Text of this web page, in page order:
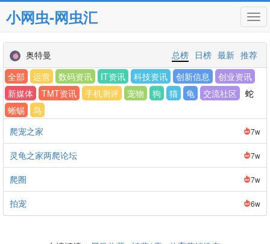
小网虫-网虫汇
奥特曼 推荐
最新
日榜
总榜
全部
运营 数码资讯 IT资讯 科技资讯 创新信息
创业资讯
新媒体
TMT资讯 手机测评 宠物 狗 猫 龟 交流社区
蛇
蜥蜴
鸟
爬宠之家
7w
灵龟之家两爬论坛 7w
爬圈 7w
拍宠 6w